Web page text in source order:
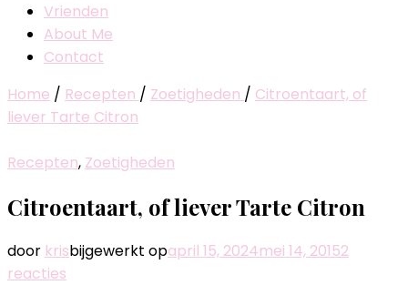
Vrienden
About Me
Contact
Home / Recepten / Zoetigheden / Citroentaart, of
liever Tarte Citron
Recepten, Zoetigheden
Citroentaart, of liever Tarte Citron
door krisbijgewerkt opapril 15, 2024mei 14, 20152
reacties